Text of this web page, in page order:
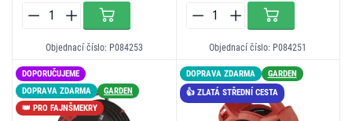
Objednací číslo: P084253 Objednací číslo: P084251
DOPORUČUJEME
DOPRAVA ZDARMA
GARDEN
👑 PRO FAJNŠMEKRY
DOPRAVA ZDARMA
GARDEN
👍 ZLATÁ STŘEDNÍ CESTA